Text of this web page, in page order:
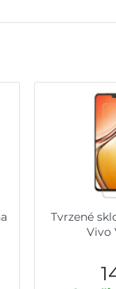
Tvrzené
Vivo